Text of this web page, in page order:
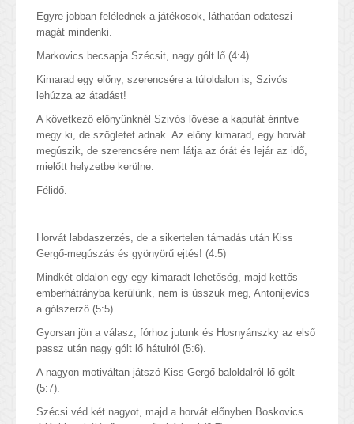
Egyre jobban felélednek a játékosok, láthatóan odateszi
magát mindenki.
Markovics becsapja Szécsit, nagy gólt lő (4:4).
Kimarad egy előny, szerencsére a túloldalon is, Szivós
lehúzza az átadást!
A következő előnyünknél Szivós lövése a kapufát érintve
megy ki, de szögletet adnak. Az előny kimarad, egy horvát
megúszik, de szerencsére nem látja az órát és lejár az idő,
mielőtt helyzetbe kerülne.
Félidő.
Horvát labdaszerzés, de a sikertelen támadás után Kiss
Gergő-megúszás és gyönyörű ejtés! (4:5)
Mindkét oldalon egy-egy kimaradt lehetőség, majd kettős
emberhátrányba kerülünk, nem is ússzuk meg, Antonijevics
a gólszerző (5:5).
Gyorsan jön a válasz, fórhoz jutunk és Hosnyánszky az első
passz után nagy gólt lő hátulról (5:6).
A nagyon motiváltan játszó Kiss Gergő baloldalról lő gólt
(5:7).
Szécsi véd két nagyot, majd a horvát előnyben Boskovics